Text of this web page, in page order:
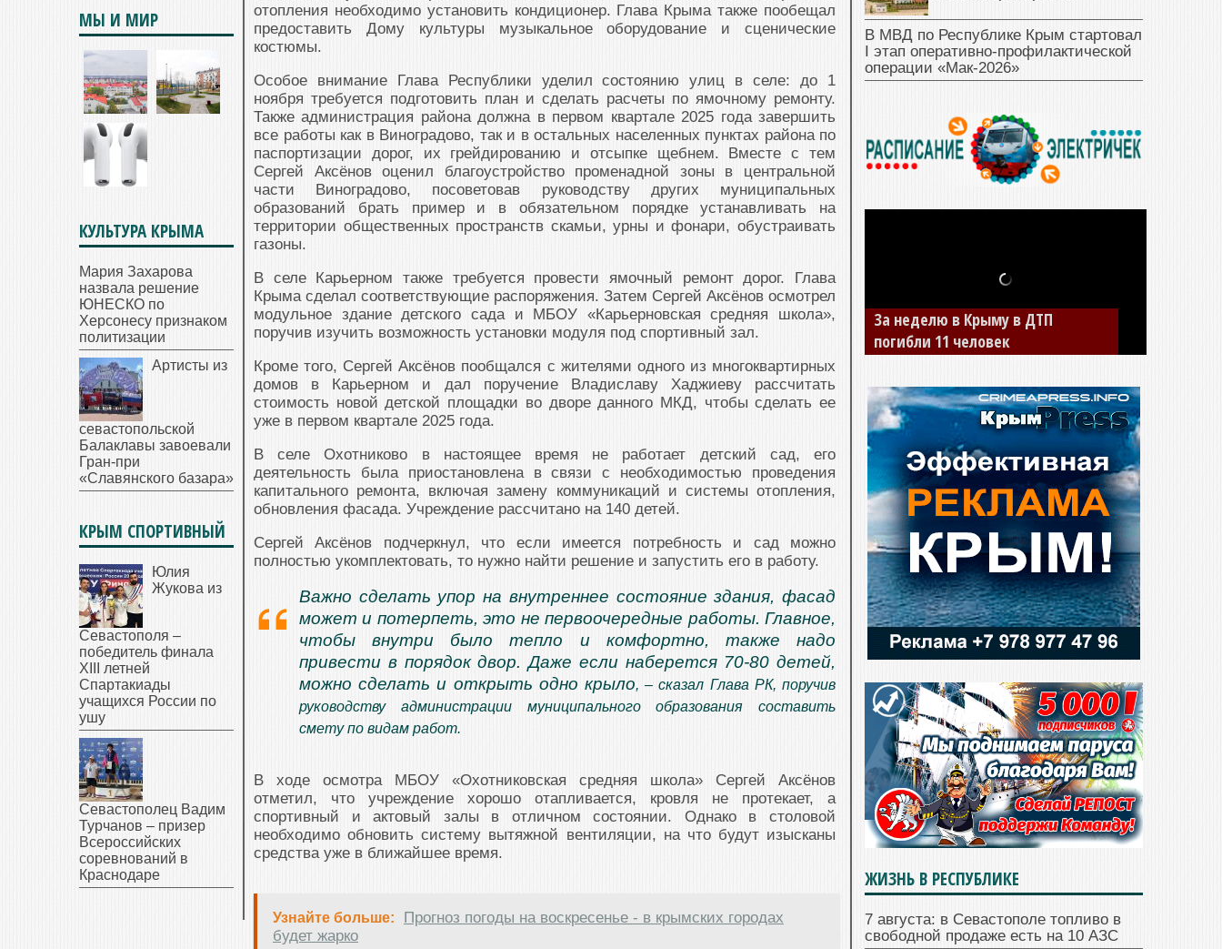
отопления необходимо установить кондиционер. Глава Крыма также пообещал
предоставить Дому культуры музыкальное оборудование и сценические
костюмы.
Особое внимание Глава Республики уделил состоянию улиц в селе: до 1
ноября требуется подготовить план и сделать расчеты по ямочному ремонту.
Также администрация района должна в первом квартале 2025 года завершить
все работы как в Виноградово, так и в остальных населенных пунктах района по
паспортизации дорог, их грейдированию и отсыпке щебнем. Вместе с тем
Сергей Аксёнов оценил благоустройство променадной зоны в центральной
части Виноградово, посоветовав руководству других муниципальных
образований брать пример и в обязательном порядке устанавливать на
территории общественных пространств скамьи, урны и фонари, обустраивать
газоны.
В селе Карьерном также требуется провести ямочный ремонт дорог. Глава
Крыма сделал соответствующие распоряжения. Затем Сергей Аксёнов осмотрел
модульное здание детского сада и МБОУ «Карьерновская средняя школа»,
поручив изучить возможность установки модуля под спортивный зал.
Кроме того, Сергей Аксёнов пообщался с жителями одного из многоквартирных
домов в Карьерном и дал поручение Владиславу Хаджиеву рассчитать
стоимость новой детской площадки во дворе данного МКД, чтобы сделать ее
уже в первом квартале 2025 года.
В селе Охотниково в настоящее время не работает детский сад, его
деятельность была приостановлена в связи с необходимостью проведения
капитального ремонта, включая замену коммуникаций и системы отопления,
обновления фасада. Учреждение рассчитано на 140 детей.
Сергей Аксёнов подчеркнул, что если имеется потребность и сад можно
полностью укомплектовать, то нужно найти решение и запустить его в работу.
Важно сделать упор на внутреннее состояние здания, фасад
может и потерпеть, это не первоочередные работы. Главное,
чтобы внутри было тепло и комфортно, также надо
привести в порядок двор. Даже если наберется 70-80 детей,
можно сделать и открыть одно крыло, – сказал Глава РК, поручив
руководству администрации муниципального образования составить
смету по видам работ.
В ходе осмотра МБОУ «Охотниковская средняя школа» Сергей Аксёнов
отметил, что учреждение хорошо отапливается, кровля не протекает, а
спортивный и актовый залы в отличном состоянии. Однако в столовой
необходимо обновить систему вытяжной вентиляции, на что будут изысканы
средства уже в ближайшее время.
Узнайте больше:
Прогноз погоды на воскресенье - в крымских городах
будет жарко
МЫ И МИР
КУЛЬТУРА КРЫМА
Мария Захарова
назвала решение
ЮНЕСКО по
Херсонесу признаком
политизации
Артисты из
севастопольской
Балаклавы завоевали
Гран-при
«Славянского базара»
КРЫМ СПОРТИВНЫЙ
Юлия
Жукова из
Севастополя –
победитель финала
XIII летней
Спартакиады
учащихся России по
ушу
Севастополец Вадим
Турчанов – призер
Всероссийских
соревнований в
Краснодаре
В МВД по Республике Крым стартовал
I этап оперативно‑профилактической
операции «Мак‑2026»
За неделю в Крыму в ДТП
погибли 11 человек
ЖИЗНЬ В РЕСПУБЛИКЕ
7 августа: в Севастополе топливо в
свободной продаже есть на 10 АЗС